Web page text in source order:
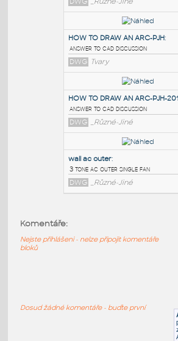
PODOBNÉ
HOW TO DRAW AN ARC-
answer to CAD discussion
DWG _Různé-Jiné
HOW TO DRAW AN ARC-
answer to cad discussion
DWG Tvary
DWG _Různé-Jiné
DWG _Různé-Jiné
Komentáře:
Nejste přihlášeni - nelze připojit komentáře
bloků
Dosud žádné komentáře - buďte první